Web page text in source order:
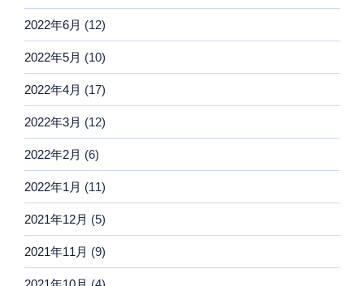
2022年6月 (12)
2022年5月 (10)
2022年4月 (17)
2022年3月 (12)
2022年2月 (6)
2022年1月 (11)
2021年12月 (5)
2021年11月 (9)